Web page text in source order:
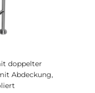
doppelter
Abdeckung,